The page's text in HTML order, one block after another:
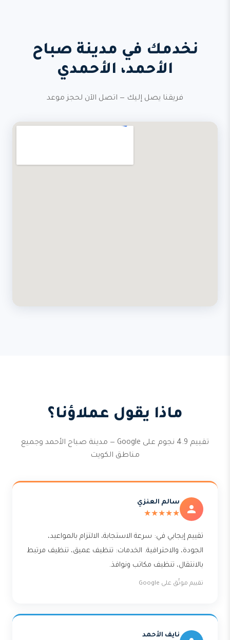
نخدمك في مدينة صباح
الأحمد، الأحمدي
فريقنا يصل إليك — اتصل الآن لحجز موعد
ماذا يقول عملاؤنا؟
تقييم 4.9 نجوم على Google — مدينة صباح الأحمد وجميع
مناطق الكويت
سالم العنزي
★★★★★
تقييم إيجابي في: سرعة الاستجابة، الالتزام بالمواعيد،
الجودة، والاحترافية. الخدمات: تنظيف عميق، تنظيف مرتبط
بالانتقال، تنظيف مكاتب ونوافذ.
تقييم موثّق على Google
نايف الأحمد